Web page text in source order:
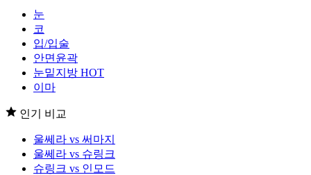
눈
코
입/입술
안면윤곽
눈밑지방 HOT
이마
인기 비교
울쎄라 vs 써마지
울쎄라 vs 슈링크
슈링크 vs 인모드